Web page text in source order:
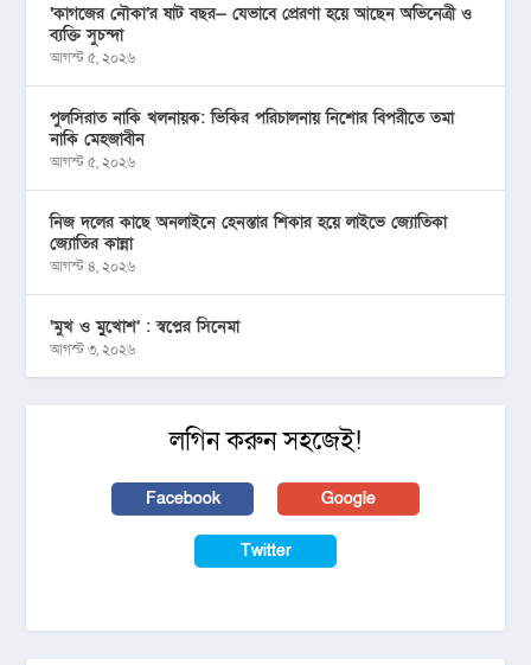
‘কাগজের নৌকা’র ষাট বছর— যেভাবে প্রেরণা হয়ে আছেন অভিনেত্রী ও
ব্যক্তি সুচন্দা
আগস্ট ৫, ২০২৬
পুলসিরাত নাকি খলনায়ক: ভিকির পরিচালনায় নিশোর বিপরীতে তমা
নাকি মেহজাবীন
আগস্ট ৫, ২০২৬
নিজ দলের কাছে অনলাইনে হেনস্তার শিকার হয়ে লাইভে জ্যোতিকা
জ্যোতির কান্না
আগস্ট ৪, ২০২৬
‘মুখ ও মু্খোশ’ : স্বপ্নের সিনেমা
আগস্ট ৩, ২০২৬
লগিন করুন সহজেই!
Facebook Google
Twitter